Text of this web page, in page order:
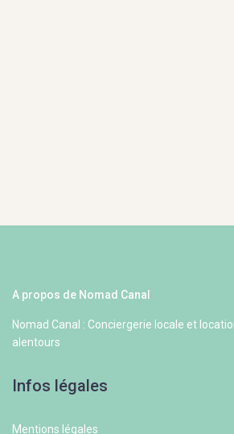
A propos de Nomad Canal
Nomad Canal : Conciergerie locale et
alentours
Infos légales
Mentions légales